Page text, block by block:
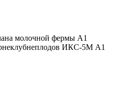
молочной фермы А1
ИКС-5М А1